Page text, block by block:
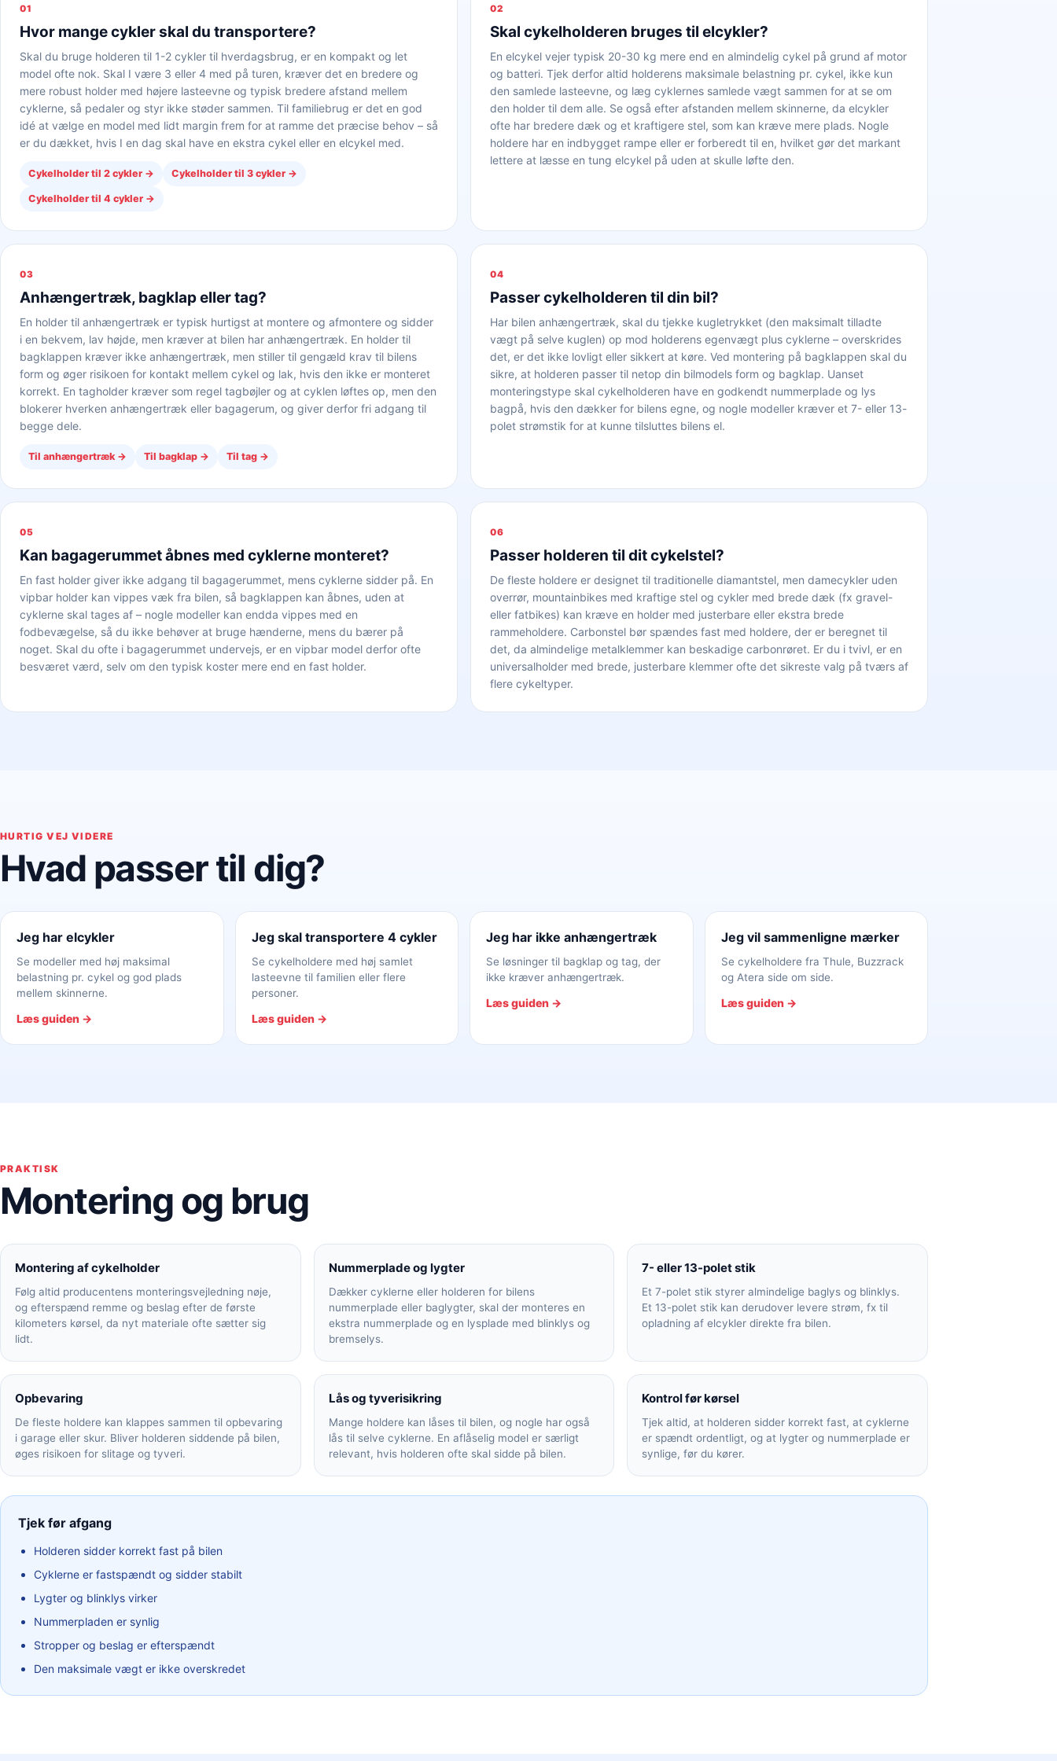
01
Hvor mange cykler skal du transportere?
Skal du bruge holderen til 1-2 cykler til hverdagsbrug, er en kompakt og let
model ofte nok. Skal I være 3 eller 4 med på turen, kræver det en bredere og
mere robust holder med højere lasteevne og typisk bredere afstand mellem
cyklerne, så pedaler og styr ikke støder sammen. Til familiebrug er det en god
idé at vælge en model med lidt margin frem for at ramme det præcise behov – så
er du dækket, hvis I en dag skal have en ekstra cykel eller en elcykel med.
Cykelholder til 2 cykler → Cykelholder til 3 cykler →
Cykelholder til 4 cykler →
02
Skal cykelholderen bruges til elcykler?
En elcykel vejer typisk 20-30 kg mere end en almindelig cykel på grund af motor
og batteri. Tjek derfor altid holderens maksimale belastning pr. cykel, ikke kun
den samlede lasteevne, og læg cyklernes samlede vægt sammen for at se om
den holder til dem alle. Se også efter afstanden mellem skinnerne, da elcykler
ofte har bredere dæk og et kraftigere stel, som kan kræve mere plads. Nogle
holdere har en indbygget rampe eller er forberedt til en, hvilket gør det markant
lettere at læsse en tung elcykel på uden at skulle løfte den.
03
Anhængertræk, bagklap eller tag?
En holder til anhængertræk er typisk hurtigst at montere og afmontere og sidder
i en bekvem, lav højde, men kræver at bilen har anhængertræk. En holder til
bagklappen kræver ikke anhængertræk, men stiller til gengæld krav til bilens
form og øger risikoen for kontakt mellem cykel og lak, hvis den ikke er monteret
korrekt. En tagholder kræver som regel tagbøjler og at cyklen løftes op, men den
blokerer hverken anhængertræk eller bagagerum, og giver derfor fri adgang til
begge dele.
Til anhængertræk→ Til bagklap → Til tag →
04
Passer cykelholderen til din bil?
Har bilen anhængertræk, skal du tjekke kugletrykket (den maksimalt tilladte
vægt på selve kuglen) op mod holderens egenvægt plus cyklerne – overskrides
det, er det ikke lovligt eller sikkert at køre. Ved montering på bagklappen skal du
sikre, at holderen passer til netop din bilmodels form og bagklap. Uanset
monteringstype skal cykelholderen have en godkendt nummerplade og lys
bagpå, hvis den dækker for bilens egne, og nogle modeller kræver et 7- eller 13-
polet strømstik for at kunne tilsluttes bilens el.
05
Kan bagagerummet åbnes med cyklerne monteret?
En fast holder giver ikke adgang til bagagerummet, mens cyklerne sidder på. En
vipbar holder kan vippes væk fra bilen, så bagklappen kan åbnes, uden at
cyklerne skal tages af – nogle modeller kan endda vippes med en
fodbevægelse, så du ikke behøver at bruge hænderne, mens du bærer på
noget. Skal du ofte i bagagerummet undervejs, er en vipbar model derfor ofte
besværet værd, selv om den typisk koster mere end en fast holder.
06
Passer holderen til dit cykelstel?
De fleste holdere er designet til traditionelle diamantstel, men damecykler uden
overrør, mountainbikes med kraftige stel og cykler med brede dæk (fx gravel-
eller fatbikes) kan kræve en holder med justerbare eller ekstra brede
rammeholdere. Carbonstel bør spændes fast med holdere, der er beregnet til
det, da almindelige metalklemmer kan beskadige carbonrøret. Er du i tvivl, er en
universalholder med brede, justerbare klemmer ofte det sikreste valg på tværs af
flere cykeltyper.
HURTIG VEJ VIDERE
Hvad passer til dig?
Jeg har elcykler
Se modeller med høj maksimal
belastning pr. cykel og god plads
mellem skinnerne.
Læs guiden →
Jeg skal transportere 4 cykler
Se cykelholdere med høj samlet
lasteevne til familien eller flere
personer.
Læs guiden →
Jeg har ikke anhængertræk
Se løsninger til bagklap og tag, der
ikke kræver anhængertræk.
Læs guiden →
Jeg vil sammenligne mærker
Se cykelholdere fra Thule, Buzzrack
og Atera side om side.
Læs guiden →
PRAKTISK
Montering og brug
Montering af cykelholder
Følg altid producentens monteringsvejledning nøje,
og efterspænd remme og beslag efter de første
kilometers kørsel, da nyt materiale ofte sætter sig
lidt.
Nummerplade og lygter
Dækker cyklerne eller holderen for bilens
nummerplade eller baglygter, skal der monteres en
ekstra nummerplade og en lysplade med blinklys og
bremselys.
7- eller 13-polet stik
Et 7-polet stik styrer almindelige baglys og blinklys.
Et 13-polet stik kan derudover levere strøm, fx til
opladning af elcykler direkte fra bilen.
Opbevaring
De fleste holdere kan klappes sammen til opbevaring
i garage eller skur. Bliver holderen siddende på bilen,
øges risikoen for slitage og tyveri.
Lås og tyverisikring
Mange holdere kan låses til bilen, og nogle har også
lås til selve cyklerne. En aflåselig model er særligt
relevant, hvis holderen ofte skal sidde på bilen.
Kontrol før kørsel
Tjek altid, at holderen sidder korrekt fast, at cyklerne
er spændt ordentligt, og at lygter og nummerplade er
synlige, før du kører.
Tjek før afgang
Holderen sidder korrekt fast på bilen
Cyklerne er fastspændt og sidder stabilt
Lygter og blinklys virker
Nummerpladen er synlig
Stropper og beslag er efterspændt
Den maksimale vægt er ikke overskredet